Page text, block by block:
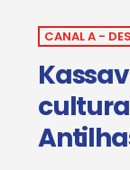
CANAL A -